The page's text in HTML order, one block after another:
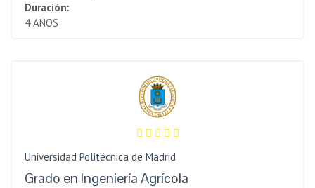
Duración:
4 AÑOS
Universidad Politécnica de Madrid
Grado en Ingeniería Agrícola